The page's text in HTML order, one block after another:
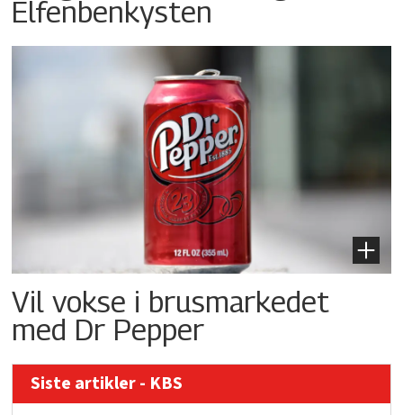
Elfenbenkysten
Vil vokse i brusmarkedet
med Dr Pepper
Siste artikler - KBS